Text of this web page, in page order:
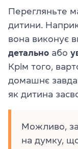
Перегляньте
дитини.
вона виконує
детально або
Крім того,
домашнє
як дитина
Можливо,
на думку,